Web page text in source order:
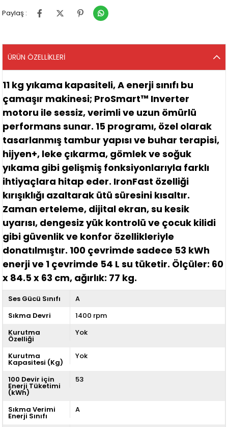
Paylaş :
ÜRÜN ÖZELLIKLERI
11 kg yıkama kapasiteli,A enerji sınıfı bu
çamaşır makinesi; ProSmart™ Inverter
motoru ile sessiz, verimli ve uzun ömürlü
performans sunar. 15 programı, özel olarak
tasarlanmış tambur yapısı ve buhar terapisi,
hijyen+, leke çıkarma, gömlekvesoğuk
yıkama gibi gelişmiş fonksiyonlarıyla farklı
ihtiyaçlara hitap eder. IronFast özelliği
kırışıklığı azaltarak ütü süresini kısaltır.
Zaman erteleme, dijital ekran,su kesik
uyarısı, dengesiz yük kontrolü ve çocuk kilidi
gibi güvenlik ve konfor özellikleriyle
donatılmıştır. 100 çevrimde sadece 53 kWh
enerji ve 1 çevrimde 54 L su tüketir. Ölçüler: 60
x 84.5 x 63 cm, ağırlık: 77 kg.
Ses Gücü Sınıfı
A
Sıkma Devri
1400 rpm
Kurutma
Özelliği
Yok
Kurutma
Kapasitesi (Kg)
Yok
100 Devir için
Enerji Tüketimi
(kWh)
53
Sıkma Verimi
Enerji Sınıfı
A